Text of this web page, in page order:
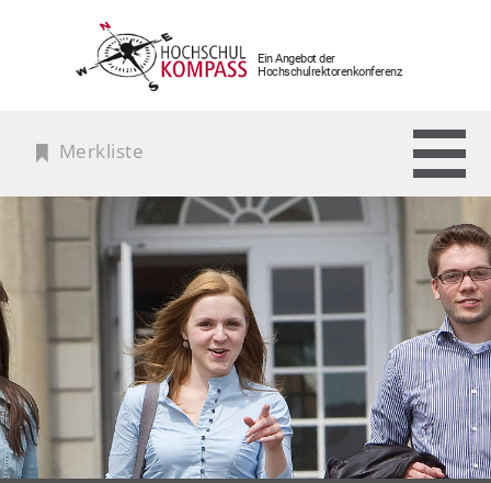
Ein Angebot der
Hochschulrektorenkonferenz
Merkliste